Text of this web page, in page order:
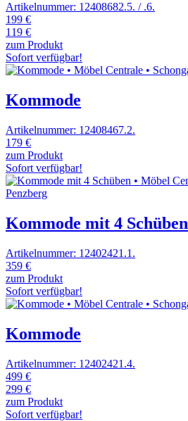
Artikelnummer: 12408682.5. / .6.
199 €
119 €
zum Produkt
Sofort verfügbar!
Kommode
Artikelnummer: 12408467.2.
179 €
zum Produkt
Sofort verfügbar!
Kommode mit 4 Schüben
Artikelnummer: 12402421.1.
359 €
zum Produkt
Sofort verfügbar!
Kommode
Artikelnummer: 12402421.4.
499 €
299 €
zum Produkt
Sofort verfügbar!